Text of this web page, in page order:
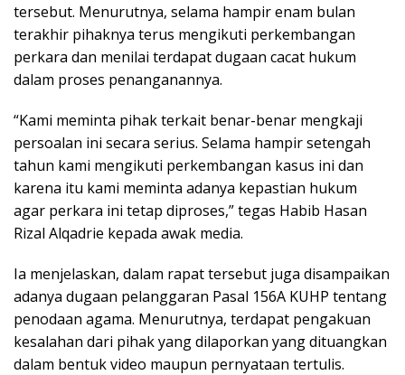
tersebut. Menurutnya, selama hampir enam bulan
terakhir pihaknya terus mengikuti perkembangan
perkara dan menilai terdapat dugaan cacat hukum
dalam proses penanganannya.
“Kami meminta pihak terkait benar-benar mengkaji
persoalan ini secara serius. Selama hampir setengah
tahun kami mengikuti perkembangan kasus ini dan
karena itu kami meminta adanya kepastian hukum
agar perkara ini tetap diproses,” tegas Habib Hasan
Rizal Alqadrie kepada awak media.
Ia menjelaskan, dalam rapat tersebut juga disampaikan
adanya dugaan pelanggaran Pasal 156A KUHP tentang
penodaan agama. Menurutnya, terdapat pengakuan
kesalahan dari pihak yang dilaporkan yang dituangkan
dalam bentuk video maupun pernyataan tertulis.